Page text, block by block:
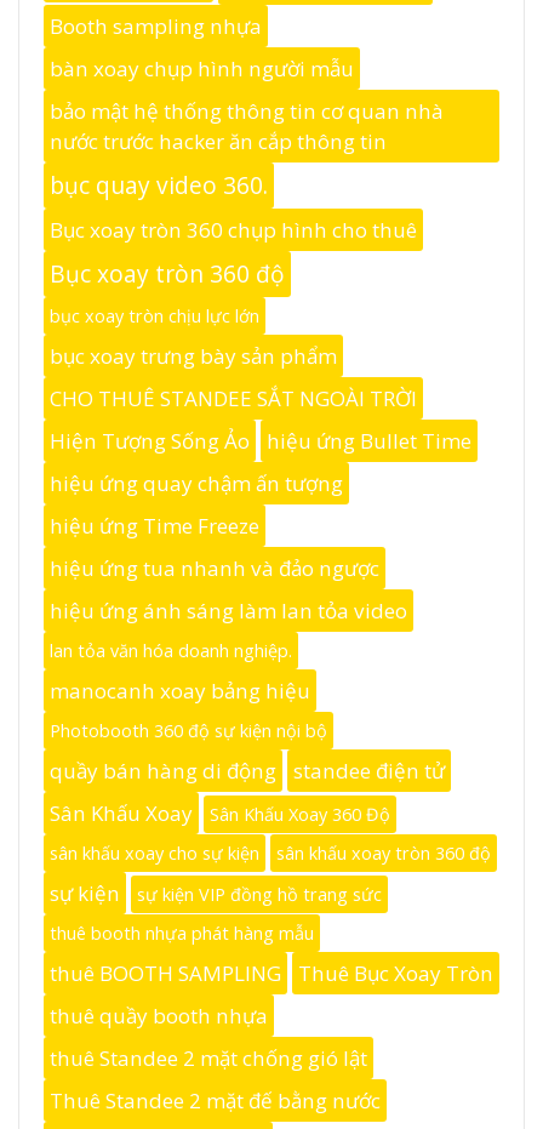
Booth sampling nhựa
bàn xoay chụp hình người mẫu
bảo mật hệ thống thông tin cơ quan nhà
nước trước hacker ăn cắp thông tin
bục quay video 360.
Bục xoay tròn 360 chụp hình cho thuê
Bục xoay tròn 360 độ
bục xoay tròn chịu lực lớn
bục xoay trưng bày sản phẩm
CHO THUÊ STANDEE SẮT NGOÀI TRỜI
Hiện Tượng Sống Ảo
hiệu ứng Bullet Time
hiệu ứng quay chậm ấn tượng
hiệu ứng Time Freeze
hiệu ứng tua nhanh và đảo ngược
hiệu ứng ánh sáng làm lan tỏa video
lan tỏa văn hóa doanh nghiệp.
manocanh xoay bảng hiệu
Photobooth 360 độ sự kiện nội bộ
quầy bán hàng di động
standee điện tử
Sân Khấu Xoay
Sân Khấu Xoay 360 Độ
sân khấu xoay cho sự kiện
sân khấu xoay tròn 360 độ
sự kiện
sự kiện VIP đồng hồ trang sức
thuê booth nhựa phát hàng mẫu
thuê BOOTH SAMPLING
Thuê Bục Xoay Tròn
thuê quầy booth nhựa
thuê Standee 2 mặt chống gió lật
Thuê Standee 2 mặt đế bằng nước